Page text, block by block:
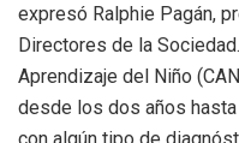
expresó Ralphie Pagán,
Directores de la
Aprendizaje del Niño
desde los dos años
con algún tipo de